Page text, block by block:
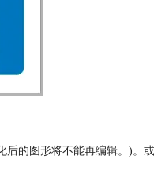
图形将不能再编辑。)。